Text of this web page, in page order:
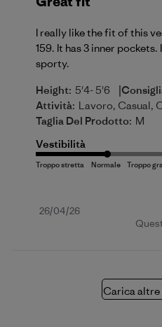
I really like the fit of this
159. It has 3 inner
sporty.
Height: 5'4- 5'6 |
Attività: Lavoro, Casual,
Taglia Del Prodotto: M
Vestibilità
Data
26/04/26
Carica altre